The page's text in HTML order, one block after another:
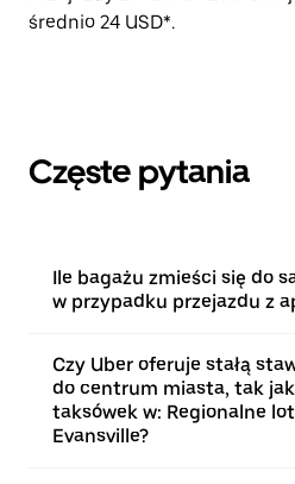
średnio 24 USD*.
Częste pytania
Ile bagażu zmieści się do
w przypadku przejazdu z
Czy Uber oferuje stałą
do centrum miasta, tak
taksówek w: Regionalne
Evansville?